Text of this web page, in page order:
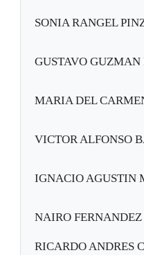
SONIA RANGEL
GUSTAVO GUZMAN
MARIA DEL
VICTOR ALFONSO
IGNACIO AGUSTIN
NAIRO
RICARDO ANDRES